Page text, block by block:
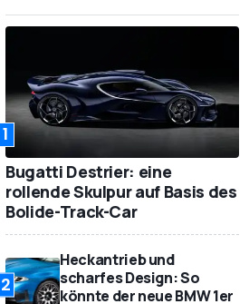
1
Bugatti Destrier: eine
rollende Skulpur auf Basis des
Bolide-Track-Car
2
Heckantrieb und
scharfes Design: So
könnte der neue BMW 1er